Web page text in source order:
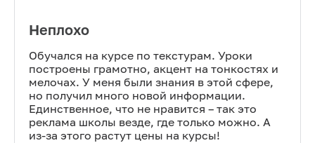
Неплохо
Обучался на курсе по текстурам. Уроки
построены грамотно, акцент на тонкостях и
мелочах. У меня были знания в этой сфере,
но получил много новой информации.
Единственное, что не нравится – так это
реклама школы везде, где только можно. А
из-за этого растут цены на курсы!